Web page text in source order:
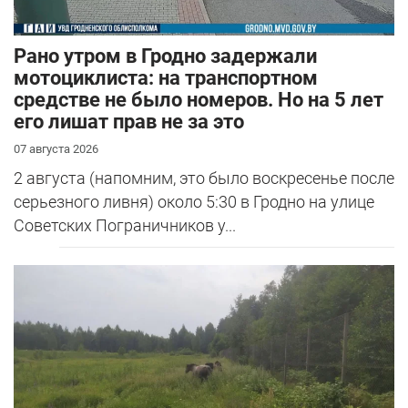
Рано утром в Гродно задержали
мотоциклиста: на транспортном
средстве не было номеров. Но на 5 лет
его лишат прав не за это
07 августа 2026
2 августа (напомним, это было воскресенье после
серьезного ливня) около 5:30 в Гродно на улице
Советских Пограничников у...